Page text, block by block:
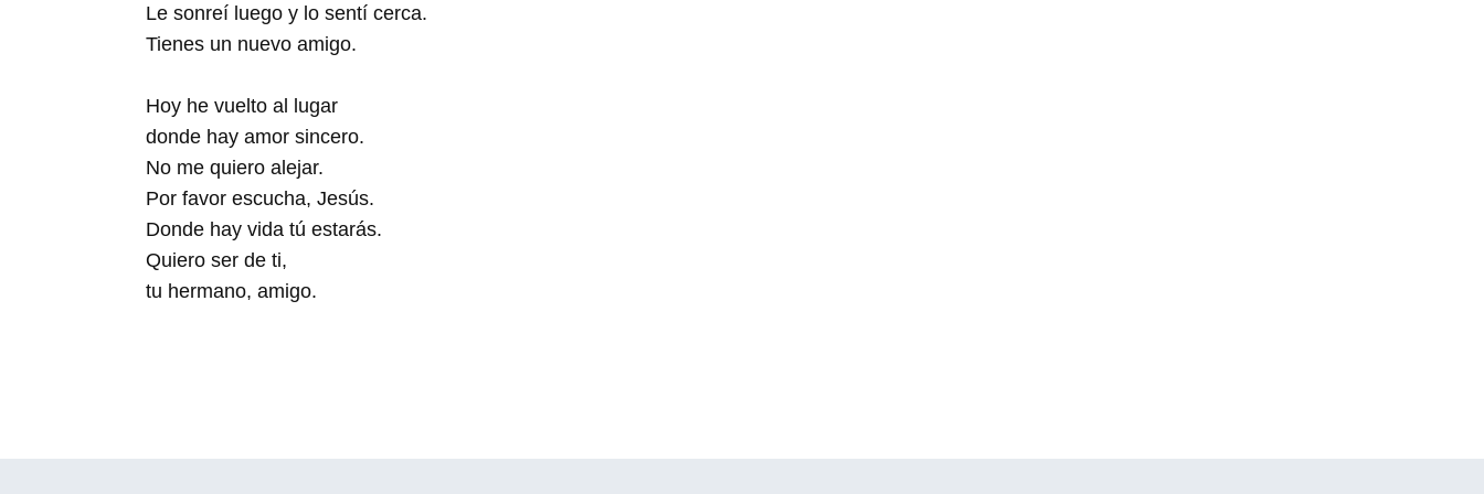
Le sonreí luego y lo sentí cerca.
Tienes un nuevo amigo.
Hoy he vuelto al lugar
donde hay amor sincero.
No me quiero alejar.
Por favor escucha, Jesús.
Donde hay vida tú estarás.
Quiero ser de ti,
tu hermano, amigo.